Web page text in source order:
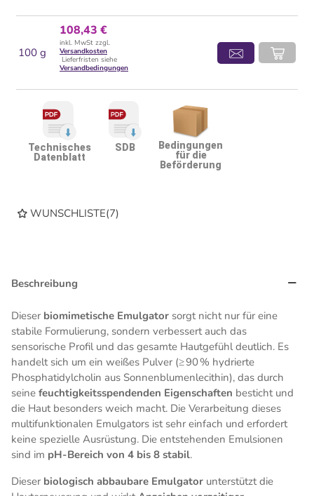
100 g
108,43 €
inkl. MwSt zzgl.
Versandkosten
Lieferfristen siehe
Versandbedingungen
Technisches
Datenblatt
SDB
Bedingungen
für die
Beförderung
WUNSCHLISTE(7)
Beschreibung
Dieser biomimetische Emulgator sorgt nicht nur für eine
stabile Formulierung, sondern verbessert auch das
sensorische Profil und das gesamte Hautgefühl deutlich. Es
handelt sich um ein weißes Pulver (≥ 90 % hydrierte
Phosphatidylcholin aus Sonnenblumenlecithin), das durch
seine feuchtigkeitsspendenden Eigenschaften besticht und
die Haut besonders weich macht. Die Verarbeitung dieses
multifunktionalen Emulgators ist sehr einfach und erfordert
keine spezielle Ausrüstung. Die entstehenden Emulsionen
sind im pH-Bereich von 4 bis 8 stabil.
Dieser biologisch abbaubare Emulgator unterstützt die